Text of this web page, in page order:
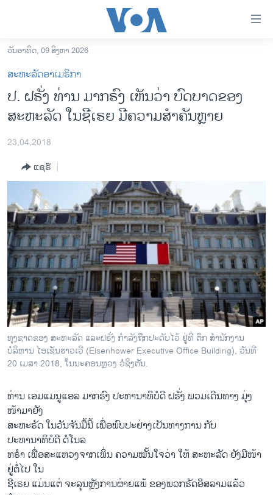
ເຂົ້າ
ຫາ
ຂ້າມ
ຂ້າມ
ຫາ
ອາເມຣິກາ
ຂ່າວ​ຈີນ
ໂລກ
ເອເຊຍ
ອິດສະຫຼະພາບດ້ານການຂ່າວ
ຊີວິດຊາວລາວ
ຊຸມຊົນຊາວລາວ
ວິທະຍາສາດ-ເທັກໂນໂລຈີ
ທຸລະກິດ
ພາສາອັງກິດ
ວີດີໂອ
ສຽງ
ລາຍການກະຈາຍສຽງ
ລາຍງານ
ຕິດຕາມພວກເຮົາ ທີ່
ພາສາຕ່າງໆ
ວັນອາທິດ, 09 ສິງຫາ 2026
ສະຫະລັດອາເມຣິກາ
ປ. ຝຣັ່ງ ທ່ານ ມາກຣົງ ເຫັນວ່າ ບົດບາດຂອງ
ສະຫະລັດ ໃນຊີເຣຍ ມີຄວາມສຳຄັນຫຼາຍ
23,04,2018
ແຊຣ໌
ທຸງຊາດຂອງ ສະຫະລັດ ແລະຝຣັ່ງ ກຳລັງຖືກປະດັບໄວ້ ຢູ່ທີ່ ຕຶກ ສຳນັກງານ
ບໍລິຫານ ໄອເຊັນຮາວເວີ (Eisenhower Executive Office Building), ວັນທີ
20 ເມສາ 2018, ໃນນະຄອນຫຼວງ ວໍຊິງຕັນ.
ທ່ານ ເອມແມນູແອລ ມາກຣົງ ປະທານາທິບໍດີ ຝຣັ່ງ ພວມເດີນທາງ ມຸ່ງ
ໜ້າມາຍັງ
ສະຫະຣັດ ໃນວັນຈັນມື້ນີ້ ເພື່ອພົບປະຢ່າງເປັນທາງການ ກັບ
ປະທານາທິບໍດີ ດໍໂນລ
ທຣຳ ເພື່ອສະແຫວງຈາກເພິ່ນ ຄວາມໝັ້ນໃຈວ່າ ໃຫ້ ສະຫະລັດ ຍັງມີໜ້າ
ຢູ່ຕໍ່ໄປ ໃນ
ຊີເຣຍ ແມ່ນແຕ່ ຈະລຸນຫຼັງການຜ່າຍແພ້ ຂອງພວກຣັດອິສລາມແລ້ວ